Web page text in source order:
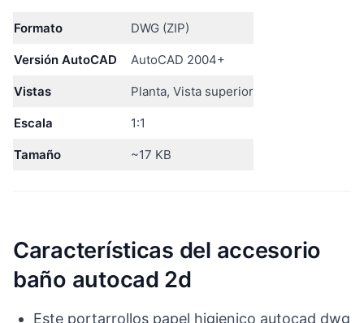
Formato DWG (ZIP)
Versión AutoCAD AutoCAD 2004+
Vistas Planta, Vista superior
Escala 1:1
Tamaño ~17 KB
Características del accesorio
baño autocad 2d
Este portarrollos papel higienico autocad dwg